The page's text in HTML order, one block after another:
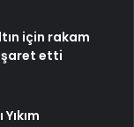
için rakam
etti